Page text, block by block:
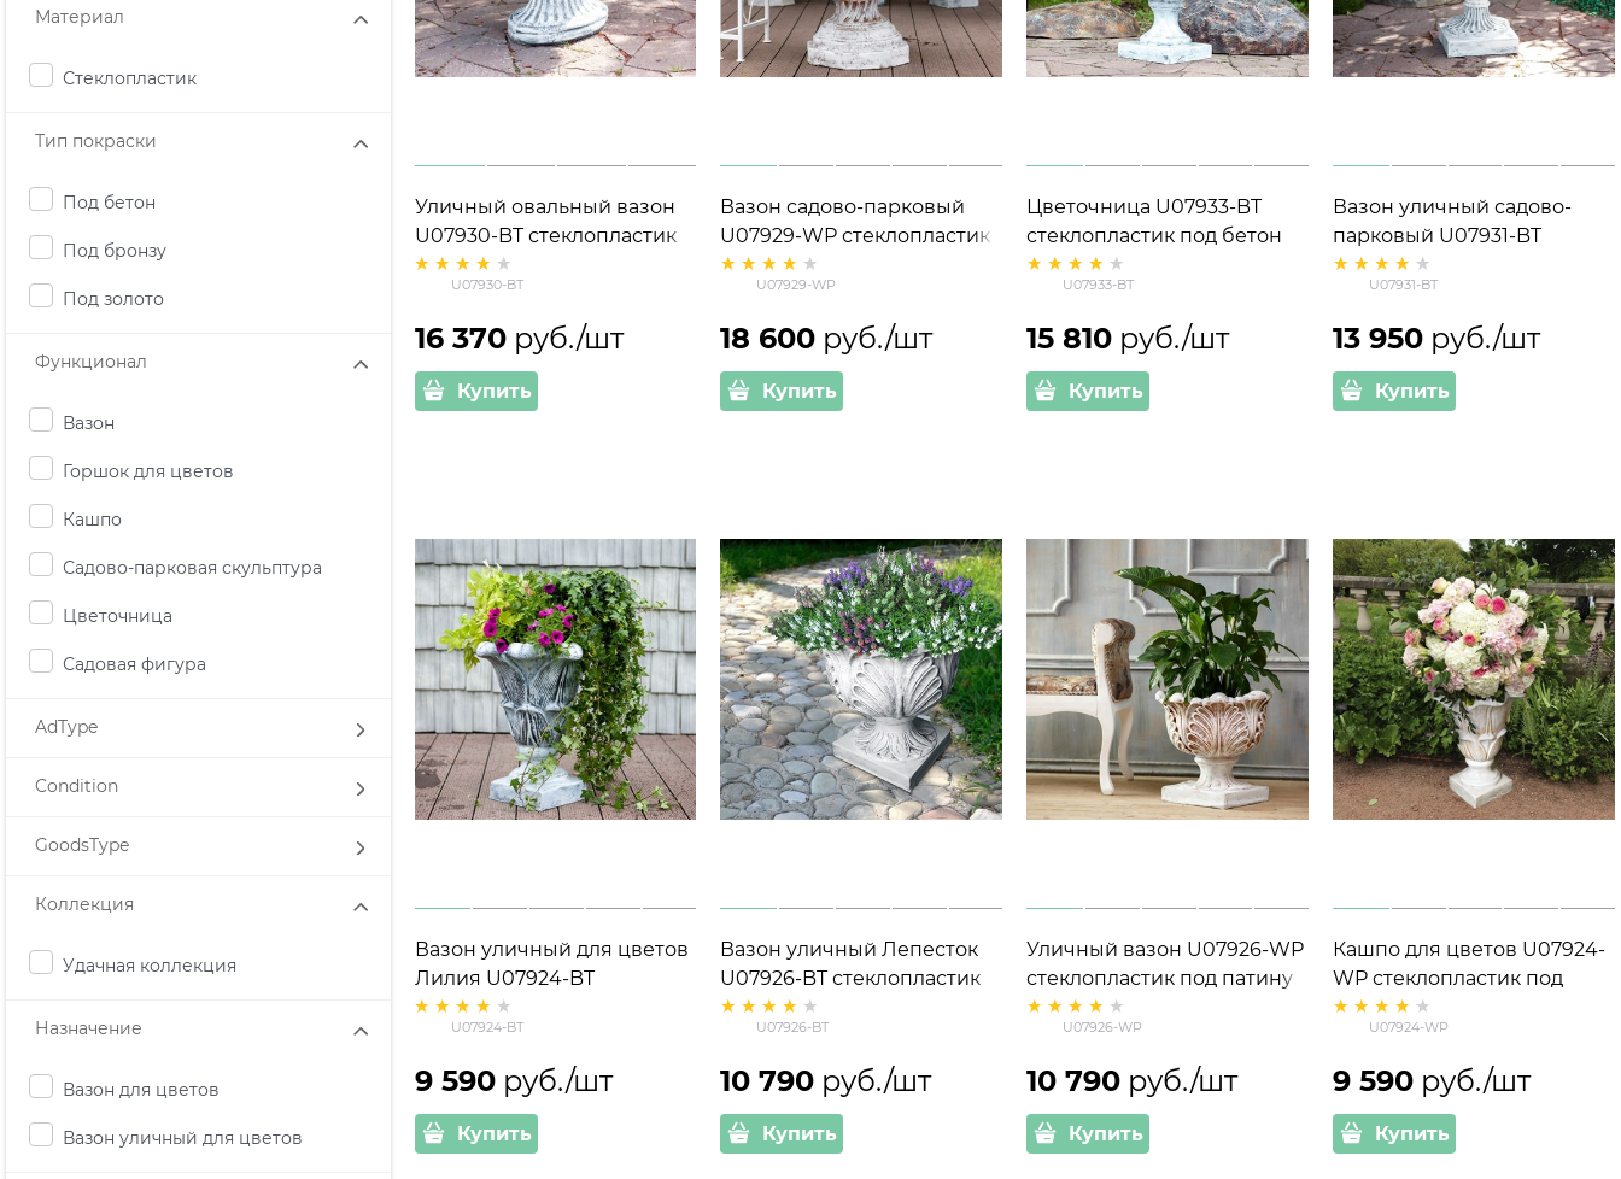
Материал
Стеклопластик
Тип покраски
Под бетон
Под бронзу
Под золото
Функционал
Вазон
Горшок для цветов
Кашпо
Садово-парковая скульптура
Цветочница
Садовая фигура
AdType
Condition
GoodsType
Коллекция
Удачная коллекция
Назначение
Вазон для цветов
Вазон уличный для цветов
Уличный овальный вазон
U07930-BT стеклопластик
под бетон h= 60 см
U07930-BT
16 370 руб./шт
Купить
Вазон садово-парковый
U07929-WP стеклопластик
под патину h=76 см
U07929-WP
18 600 руб./шт
Купить
Цветочница U07933-BT
стеклопластик под бетон
h=90 см
U07933-BT
15 810 руб./шт
Купить
Вазон уличный садово-
парковый U07931-BT
стеклопластик под бетон
h= 61см
U07931-BT
13 950 руб./шт
Купить
Вазон уличный для цветов
Лилия U07924-BT
стеклопластик под бетон
U07924-BТ
9 590 руб./шт
Купить
Вазон уличный Лепесток
U07926-BT стеклопластик
под бетон h=50 см
U07926-BT
10 790 руб./шт
Купить
Уличный вазон U07926-WP
стеклопластик под патину
h= 50 см
U07926-WP
10 790 руб./шт
Купить
Кашпо для цветов U07924-
WP стеклопластик под
патину
U07924-WP
9 590 руб./шт
Купить